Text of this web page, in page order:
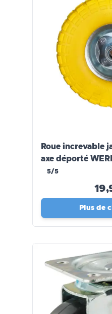
Roue increvable
axe déporté
5/5
Plus de